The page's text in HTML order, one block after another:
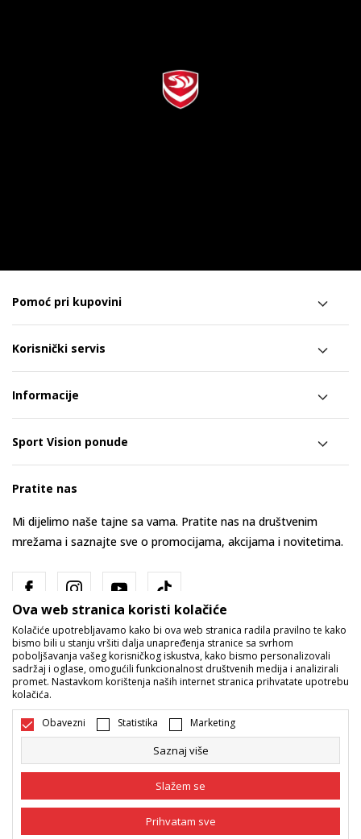
Pomoć pri kupovini
Korisnički servis
Informacije
Sport Vision ponude
Pratite nas
Mi dijelimo naše tajne sa vama. Pratite nas na društvenim
mrežama i saznajte sve o promocijama, akcijama i novitetima.
Bosna i Hercegovina Promijenite
Nastojimo da budemo što precizniji u opisu proizvoda, prikazu slika i
samih cijena, ali ne možemo garantovati da su sve informacije kompletne
Ova web stranica koristi kolačiće
Kolačiće upotrebljavamo kako bi ova web stranica radila pravilno te kako
bismo bili u stanju vršiti dalja unapređenja stranice sa svrhom
poboljšavanja vašeg korisničkog iskustva, kako bismo personalizovali
sadržaj i oglase, omogućili funkcionalnost društvenih medija i analizirali
promet. Nastavkom korištenja naših internet stranica prihvatate upotrebu
kolačića.
Obavezni Statistika Marketing
Saznaj više
Slažem se
Prihvatam sve